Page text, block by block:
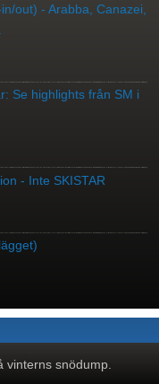
out) - Arabba, Canazei,
Se highlights från SM i
- Inte SKISTAR
vinterns snödump.